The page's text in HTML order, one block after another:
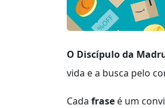
O Discípulo da
vida e a busca pelo
Cada frase é um